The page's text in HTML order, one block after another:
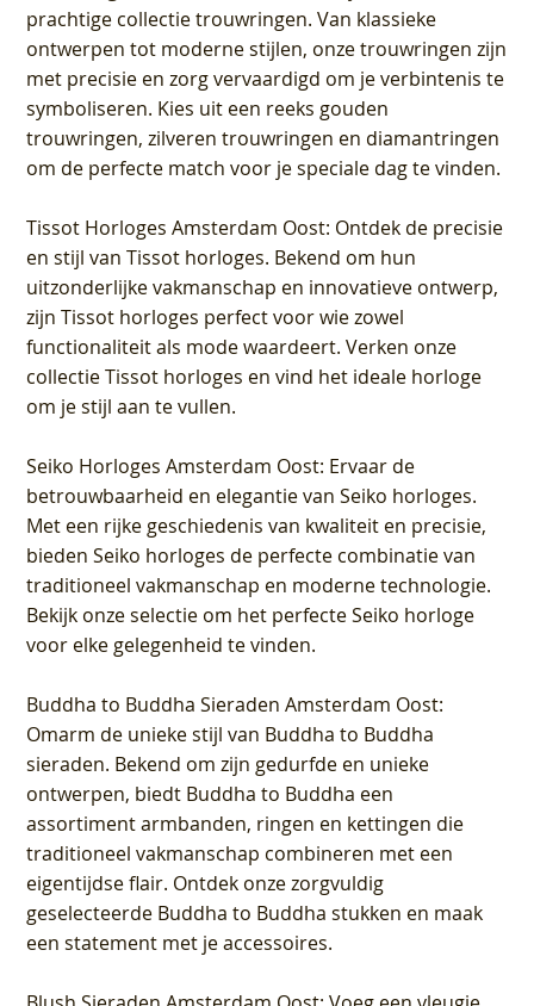
prachtige collectie trouwringen. Van klassieke
ontwerpen tot moderne stijlen, onze trouwringen zijn
met precisie en zorg vervaardigd om je verbintenis te
symboliseren. Kies uit een reeks gouden
trouwringen, zilveren trouwringen en diamantringen
om de perfecte match voor je speciale dag te vinden.
Tissot Horloges Amsterdam Oost: Ontdek de precisie
en stijl van Tissot horloges. Bekend om hun
uitzonderlijke vakmanschap en innovatieve ontwerp,
zijn Tissot horloges perfect voor wie zowel
functionaliteit als mode waardeert. Verken onze
collectie Tissot horloges en vind het ideale horloge
om je stijl aan te vullen.
Seiko Horloges Amsterdam Oost: Ervaar de
betrouwbaarheid en elegantie van Seiko horloges.
Met een rijke geschiedenis van kwaliteit en precisie,
bieden Seiko horloges de perfecte combinatie van
traditioneel vakmanschap en moderne technologie.
Bekijk onze selectie om het perfecte Seiko horloge
voor elke gelegenheid te vinden.
Buddha to Buddha Sieraden Amsterdam Oost:
Omarm de unieke stijl van Buddha to Buddha
sieraden. Bekend om zijn gedurfde en unieke
ontwerpen, biedt Buddha to Buddha een
assortiment armbanden, ringen en kettingen die
traditioneel vakmanschap combineren met een
eigentijdse flair. Ontdek onze zorgvuldig
geselecteerde Buddha to Buddha stukken en maak
een statement met je accessoires.